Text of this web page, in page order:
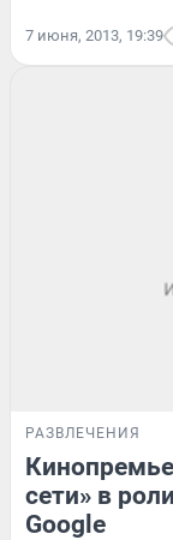
7 июня, 2013, 19:39
РАЗВЛЕЧЕНИЯ
сети» в
Google